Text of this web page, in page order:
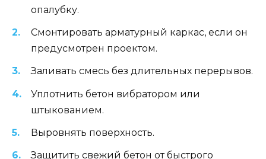
опалубку.
Смонтировать арматурный каркас, если он
предусмотрен проектом.
Заливать смесь без длительных перерывов.
Уплотнить бетон вибратором или
штыкованием.
Выровнять поверхность.
Защитить свежий бетон от быстрого